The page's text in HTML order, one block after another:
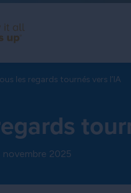
les regards tournés vers l’IA
novembre 2025